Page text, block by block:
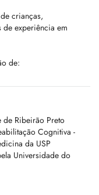
crianças,
de experiência em
de:
(TDAH).
e Discalculia).
científicas,
no diagnóstico
de Ribeirão Preto
Cognitiva -
da USP
Universidade do